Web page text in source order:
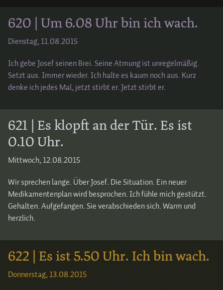
620 | Um 6.08 Uhr bin ich wach.
Dienstag, 11.08.2015
Ich gebe Josef seinen Brei. Seine Atmung ist unregelmäßig.
Setzt aus. Immer wieder. Ich halte es kaum noch aus. Kurz
denke ich jedes Mal, jetzt stirbt er. Jetzt stirbt er.
621 | Es klopft an der Tür. Es ist
0.10 Uhr.
Mittwoch, 12.08.2015
Wir sprechen lange. Über Josef. Die Situation. Ein neuer
Medikamentenplan wird besprochen. Ich fühle mich gestützt.
Gehalten. Aufgefangen. Sie verabschieden sich. Warm und
herzlich.
622 | Es ist 5.50 Uhr. Ich bin wach.
Donnerstag, 13.08.2015